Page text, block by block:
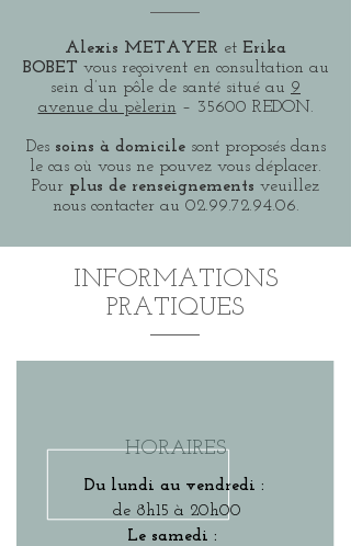
Alexis METAYER et Erika
BOBET vous reçoivent en consultation au
sein d’un pôle de santé situé au 9
avenue du pèlerin – 35600 REDON.
Des soins à domicilesont proposés dans
le cas où vous ne pouvez vous déplacer.
Pour plus de renseignements veuillez
nous contacter au 02.99.72.94.06.
INFORMATIONS
PRATIQUES
HORAIRES
Du lundi au vendredi :
de 8h15 à 20h00
Le samedi :